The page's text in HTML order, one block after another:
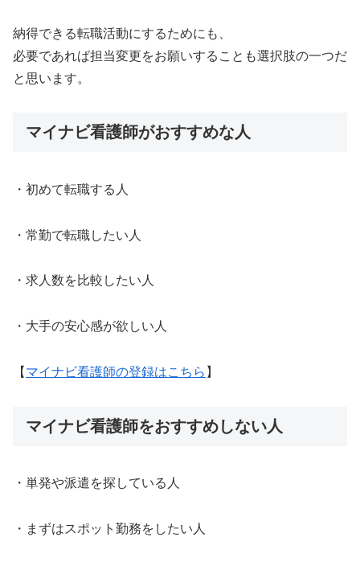
納得できる転職活動にするためにも、
必要であれば担当変更をお願いすることも選択肢の一つだ
と思います。
マイナビ看護師がおすすめな人
・初めて転職する人
・常勤で転職したい人
・求人数を比較したい人
・大手の安心感が欲しい人
【 マイナビ看護師の登録はこちら 】
マイナビ看護師をおすすめしない人
・単発や派遣を探している人
・まずはスポット勤務をしたい人